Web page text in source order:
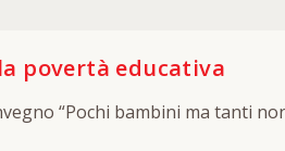
condizioni di disagio. I fattori
(+39% di probabilità), una
tra insegnanti e studenti
povertà educativa
“Pochi bambini ma tanti